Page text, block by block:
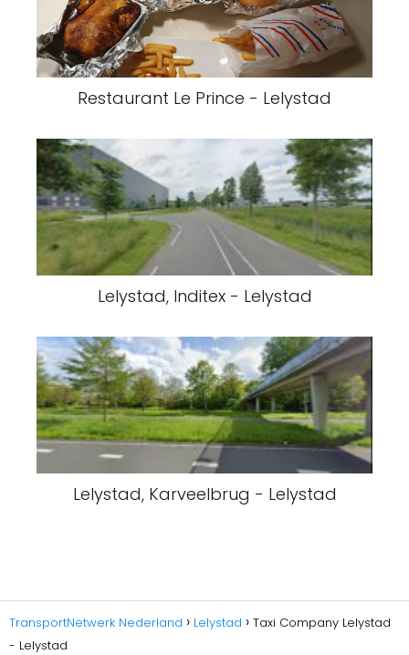
Restaurant Le Prince - Lelystad
Lelystad, Inditex - Lelystad
Lelystad, Karveelbrug - Lelystad
TransportNetwerk Nederland Lelystad
Taxi Company Lelystad
- Lelystad